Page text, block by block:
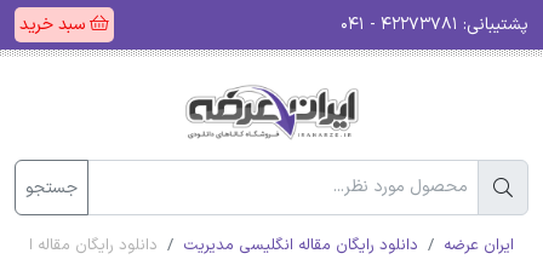
پشتیبانی: سبد خرید
جستجو
ایران عرضه دانلود رایگان مقاله انگلیسی مدیریت دانلود رایگان مقاله